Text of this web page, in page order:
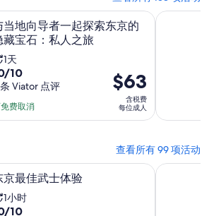
成
人
当地向导者一起探索东京的
藏宝石：私人之旅
活
动
时
长
为
1天
，
10
Viator 点评
费取消
价
格
为
$63
位
$63
含税费
每位成人
东京的隐藏宝石：私人之旅 在新标签页
东京定制
查看所有 99 项活动
京最佳武士体验
活
1小时
10
新标签页中打开 东京筷子